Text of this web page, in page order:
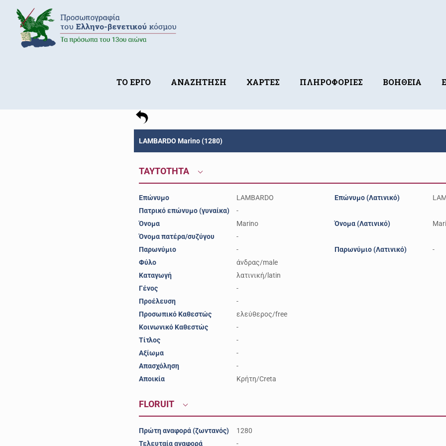
ΤΟ ΕΡΓΟ ΑΝΑΖΗΤΗΣΗ ΧΑΡΤΕΣ ΠΛΗΡΟΦΟΡΙΕΣ ΒΟΗΘΕΙΑ
LAMBARDO Marino (1280)
ΤΑΥΤΟΤΗΤΑ
Επώνυμο
LAMBARDO
Πατρικό επώνυμο (γυναίκα)
-
Όνομα
Marino
Όνομα πατέρα/συζύγου
-
Παρωνύμιο
-
Φύλο
άνδρας/male
Καταγωγή
λατινική/latin
Γένος
-
Προέλευση
-
Προσωπικό Καθεστώς
ελεύθερος/free
Κοινωνικό Καθεστώς
-
Τίτλος
-
Αξίωμα
-
Απασχόληση
-
Αποικία
Κρήτη/Creta
Επώνυμο (Λατινικό)
Όνομα (Λατινικό)
Παρωνύμιο (Λατινικό) -
FLORUIT
Πρώτη αναφορά (ζωντανός)
1280
Τελευταία αναφορά
-